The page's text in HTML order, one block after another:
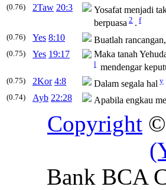
(0.76)
2Taw 20:3 Yosafat menjadi
berpuasa 2 . f
(0.76)
Yes 8:10 Buatlah
(0.75) Yes 19:17 Maka tanah
l mendengar
(0.75) 2Kor 4:8 Dalam segala hal y
(0.74) Ayb 22:28 Apabila engkau
Copyright
Bank BCA